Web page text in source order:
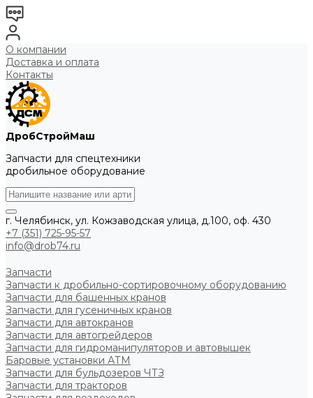
О компании
Доставка и оплата
Контакты
ДробСтройМаш
Запчасти для спецтехники
дробильное оборудование
г. Челябинск, ул. Кожзаводская улица, д.100, оф. 430
+7 (351) 725-95-57
info@drob74.ru
Запчасти
Запчасти к дробильно-сортировочному оборудованию
Запчасти для башенных кранов
Запчасти для гусеничных кранов
Запчасти для автокранов
Запчасти для автогрейдеров
Запчасти для гидроманипуляторов и автовышек
Баровые установки АТМ
Запчасти для бульдозеров ЧТЗ
Запчасти для тракторов